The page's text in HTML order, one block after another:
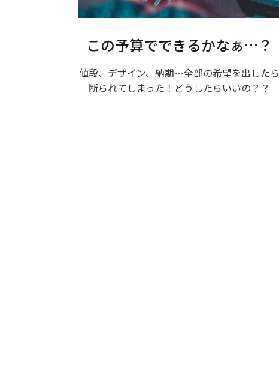
この予算でできるかなぁ…？
値段、デザイン、納期…全部の希望を出したら
断られてしまった！どうしたらいいの？？